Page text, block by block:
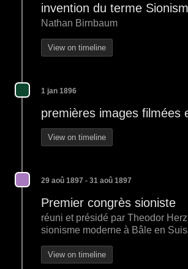
invention du terme
Nathan Birnbaum
View on timeline
1 jan 1896
premières images filmées
View on timeline
29 aoû 1897 - 31 aoû 1897
Premier congrès sioniste
réuni et présidé par Theodor
sionisme moderne à Bâle en
View on timeline